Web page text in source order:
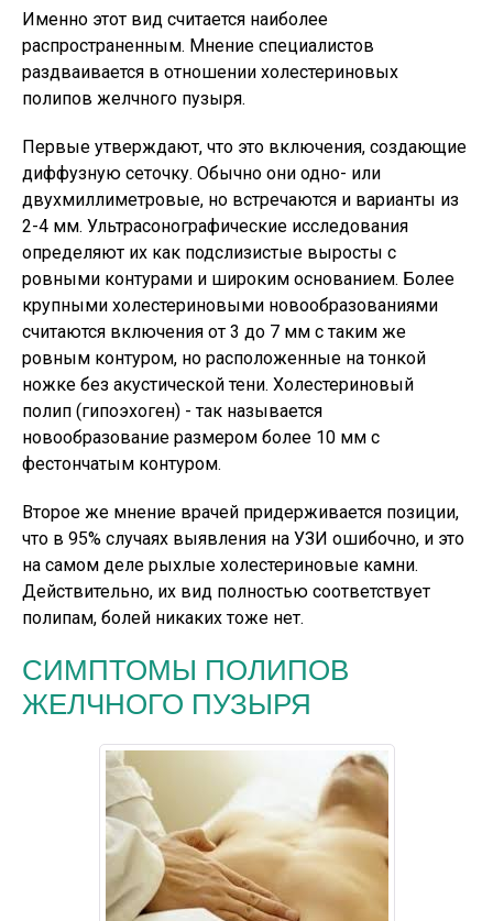
Именно этот вид считается наиболее
распространенным. Мнение специалистов
раздваивается в отношении холестериновых
полипов желчного пузыря.
Первые утверждают, что это включения, создающие
диффузную сеточку. Обычно они одно- или
двухмиллиметровые, но встречаются и варианты из
2-4 мм. Ультрасонографические исследования
определяют их как подслизистые выросты с
ровными контурами и широким основанием. Более
крупными холестериновыми новообразованиями
считаются включения от 3 до 7 мм с таким же
ровным контуром, но расположенные на тонкой
ножке без акустической тени. Холестериновый
полип (гипоэхоген) - так называется
новообразование размером более 10 мм с
фестончатым контуром.
Второе же мнение врачей придерживается позиции,
что в 95% случаях выявления на УЗИ ошибочно, и это
на самом деле рыхлые холестериновые камни.
Действительно, их вид полностью соответствует
полипам, болей никаких тоже нет.
СИМПТОМЫ ПОЛИПОВ
ЖЕЛЧНОГО ПУЗЫРЯ